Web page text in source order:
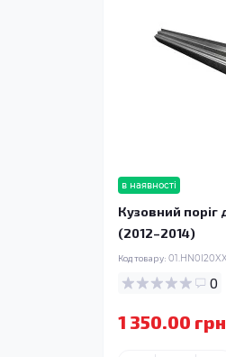
в наявності
Кузовний поріг
(2012–2014)
Код товару:
0
1 350.00